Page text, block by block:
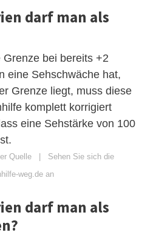
darf man als
bei bereits +2
eine Sehschwäche hat,
Grenze liegt, muss diese
komplett korrigiert
eine Sehstärke von 100
Quelle | Sehen Sie sich die
weg.de an
darf man als